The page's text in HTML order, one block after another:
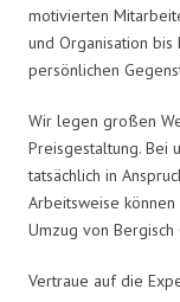
motivierten
und Organisation
persönlichen
Wir legen großen
Preisgestaltung. Bei
tatsächlich in
Arbeitsweise
Umzug von Bergisch
Vertraue auf die